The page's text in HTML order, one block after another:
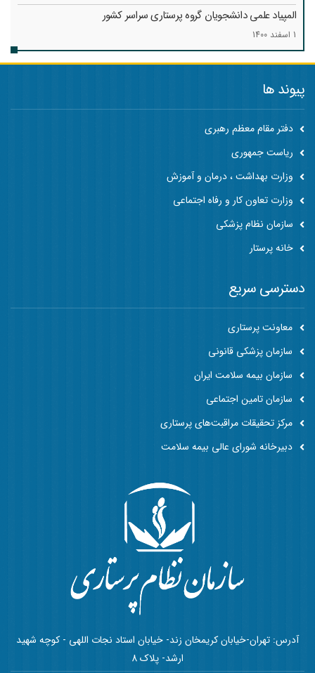
المپیاد علمی دانشجویان گروه پرستاری سراسر کشور
1 اسفند 1400
پیوند ها
دفتر مقام معظم رهبری
ریاست جمهوری
وزارت بهداشت ، درمان و آموزش
وزارت تعاون کار و رفاه اجتماعی
سازمان نظام پزشکی
خانه پرستار
آدرس: تهران-خیابان کریمخان زند- خیابان استاد نجات اللهی - کوچه شهید
ارشد- پلاک 8
دسترسی سریع
معاونت پرستاری
سازمان پزشکی قانونی
سازمان بیمه سلامت ایران
سازمان تامین اجتماعی
مرکز تحقیقات مراقبت‌های پرستاری
دبیرخانه شورای عالی بیمه سلامت